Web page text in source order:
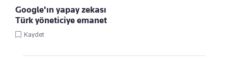
Google'ın yapay zekası
Türk yöneticiye emanet
Kaydet